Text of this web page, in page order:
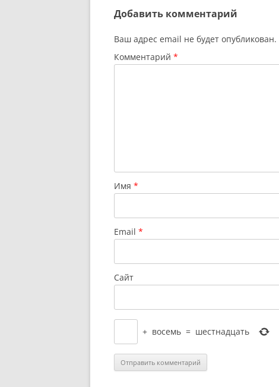
Добавить комментарий
Ваш адрес email не будет опубликован.
Комментарий *
Имя *
Email *
Сайт
+ восемь = шестнадцать